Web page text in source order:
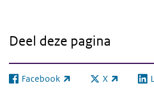
Deel deze pagina
Facebook
(externe link) X
(externe link)